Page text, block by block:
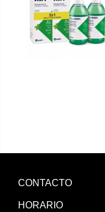
CONTACTO
HORARIO